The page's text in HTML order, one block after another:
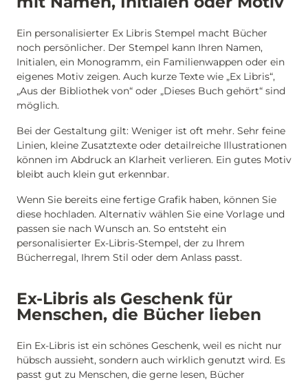
Ein personalisierter Ex Libris Stempel macht Bücher
noch persönlicher. Der Stempel kann Ihren Namen,
Initialen, ein Monogramm, ein Familienwappen oder ein
eigenes Motiv zeigen. Auch kurze Texte wie „Ex Libris“,
„Aus der Bibliothek von“ oder „Dieses Buch gehört“ sind
möglich.
Bei der Gestaltung gilt: Weniger ist oft mehr. Sehr feine
Linien, kleine Zusatztexte oder detailreiche Illustrationen
können im Abdruck an Klarheit verlieren. Ein gutes Motiv
bleibt auch klein gut erkennbar.
Wenn Sie bereits eine fertige Grafik haben, können Sie
diese hochladen. Alternativ wählen Sie eine Vorlage und
passen sie nach Wunsch an. So entsteht ein
personalisierter Ex-Libris-Stempel, der zu Ihrem
Bücherregal, Ihrem Stil oder dem Anlass passt.
Ex-Libris als Geschenk für
Menschen, die Bücher lieben
Ein Ex-Libris ist ein schönes Geschenk, weil es nicht nur
hübsch aussieht, sondern auch wirklich genutzt wird. Es
passt gut zu Menschen, die gerne lesen, Bücher